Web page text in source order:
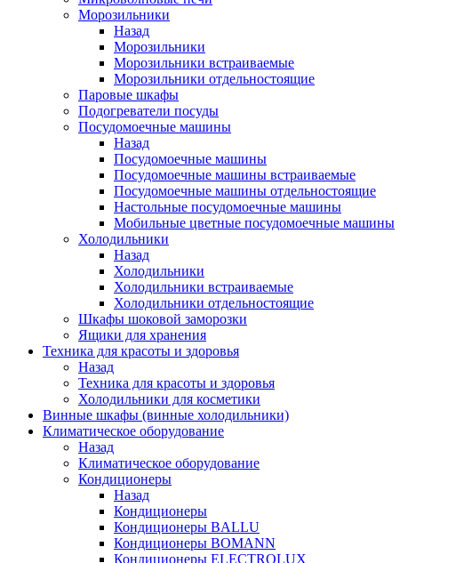
Морозильники
Назад
Морозильники
Морозильники встраиваемые
Морозильники отдельностоящие
Паровые шкафы
Подогреватели посуды
Посудомоечные машины
Назад
Посудомоечные машины
Посудомоечные машины встраиваемые
Посудомоечные машины отдельностоящие
Настольные посудомоечные машины
Мобильные цветные посудомоечные машины
Холодильники
Назад
Холодильники
Холодильники встраиваемые
Холодильники отдельностоящие
Шкафы шоковой заморозки
Ящики для хранения
Техника для красоты и здоровья
Назад
Техника для красоты и здоровья
Холодильники для косметики
Винные шкафы (винные холодильники)
Климатическое оборудование
Назад
Климатическое оборудование
Кондиционеры
Назад
Кондиционеры
Кондиционеры BALLU
Кондиционеры BOMANN
Кондиционеры ELECTROLUX